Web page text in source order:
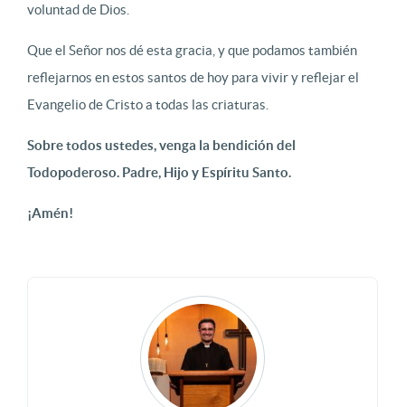
voluntad de Dios.
Que el Señor nos dé esta gracia, y que podamos también
reflejarnos en estos santos de hoy para vivir y reflejar el
Evangelio de Cristo a todas las criaturas.
Sobre todos ustedes, venga la bendición del
Todopoderoso. Padre, Hijo y Espíritu Santo.
¡Amén!